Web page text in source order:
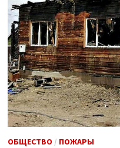
ОБЩЕСТВО / ПОЖАРЫ